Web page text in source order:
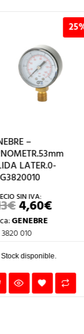
–
LATER.0-
€EL
PRECIO
ORIGINAL
ERA:
4,60€EL
PRECIO
GENEBRE
010
Stock disponible.